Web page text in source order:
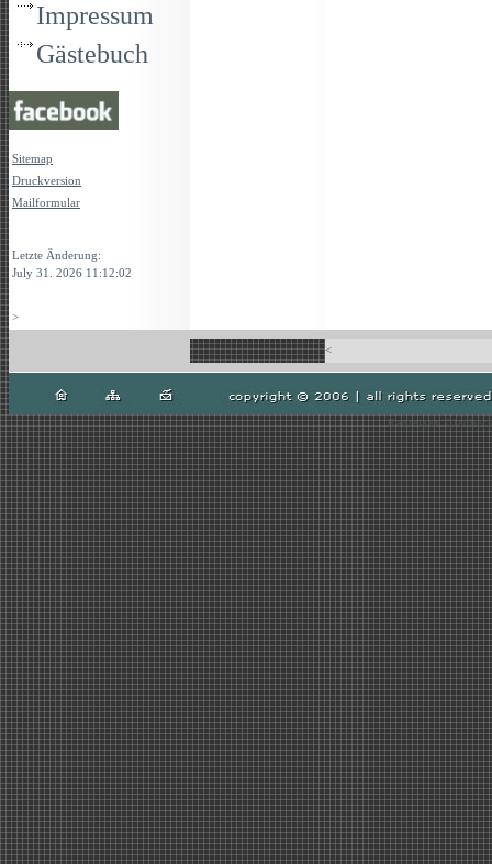
Impressum
Gästebuch
Sitemap
Druckversion
Mailformular
Letzte Änderung:
July 31. 2026 11:12:02
>
<
Radreisen